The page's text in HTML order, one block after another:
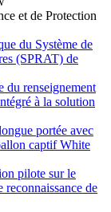
et de Protection
du Système de
(SPRAT) de
du renseignement
à la solution
portée avec
captif White
pilote sur le
reconnaissance de